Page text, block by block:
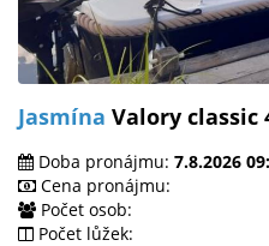
Jasmína Valory classic
Doba pronájmu: 7.8.2026
Cena pronájmu:
Počet osob:
Počet lůžek: